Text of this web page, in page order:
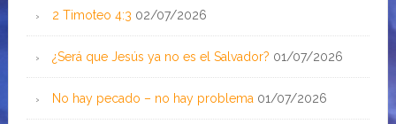
2 Timoteo 4:3 02/07/2026
¿Será que Jesús ya no es el Salvador? 01/07/2026
No hay pecado – no hay problema 01/07/2026